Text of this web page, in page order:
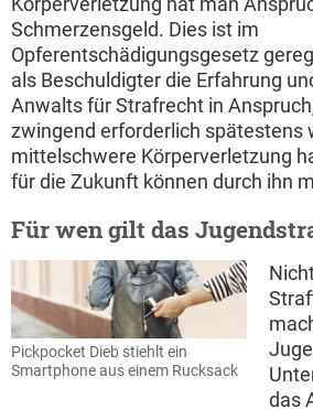
Schmerzensgeld. Dies ist im
Opferentschädigungsgesetz
als Beschuldigter die Erfahrung
Anwalts für Strafrecht in
zwingend erforderlich spätestens
mittelschwere Körperverletzung
für die Zukunft können durch ihn
Für wen gilt das
Pickpocket Dieb stiehlt ein
Smartphone aus einem Rucksack
das